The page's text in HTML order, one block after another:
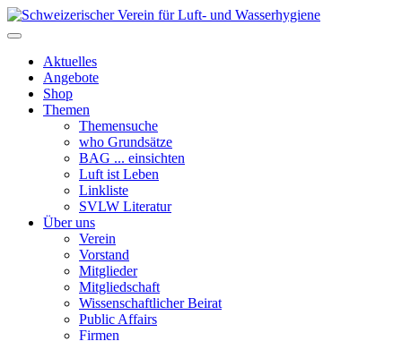
Aktuelles
Angebote
Shop
Themen
Themensuche
who Grundsätze
BAG ... einsichten
Luft ist Leben
Linkliste
SVLW Literatur
Über uns
Verein
Vorstand
Mitglieder
Mitgliedschaft
Wissenschaftlicher Beirat
Public Affairs
Firmen